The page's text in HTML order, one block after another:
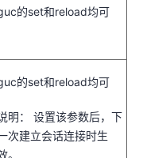
的set和reload均可
的set和reload均可
明： 设置该参数后，下
次建立会话连接时生
。